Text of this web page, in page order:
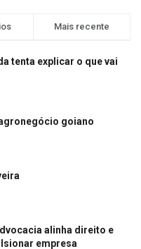
Mais recente
tenta explicar o que vai
goiano
alinha direito e
empresa